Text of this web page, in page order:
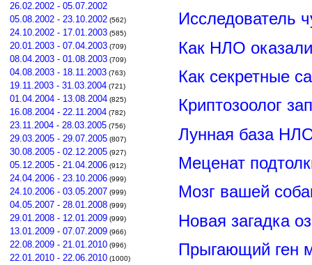
26.02.2002 - 05.07.2002
05.08.2002 - 23.10.2002 (562)
24.10.2002 - 17.01.2003 (585)
20.01.2003 - 07.04.2003 (709)
08.04.2003 - 01.08.2003 (709)
04.08.2003 - 18.11.2003 (763)
19.11.2003 - 31.03.2004 (721)
01.04.2004 - 13.08.2004 (825)
16.08.2004 - 22.11.2004 (782)
23.11.2004 - 28.03.2005 (756)
29.03.2005 - 29.07.2005 (807)
30.08.2005 - 02.12.2005 (927)
05.12.2005 - 21.04.2006 (912)
24.04.2006 - 23.10.2006 (999)
24.10.2006 - 03.05.2007 (999)
04.05.2007 - 28.01.2008 (999)
29.01.2008 - 12.01.2009 (999)
13.01.2009 - 07.07.2009 (966)
22.08.2009 - 21.01.2010 (996)
22.01.2010 - 22.06.2010 (1000)
Исследователь
Как НЛО
Как секретные
Криптозоолог
Лунная база
Меценат
Мозг вашей
Новая загадка
Прыгающий ген